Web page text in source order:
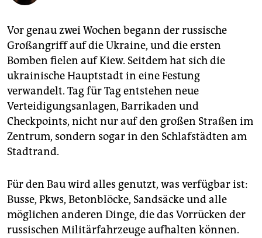
fragen & hilfe
unterstützen
abo
genossenschaft
epaper login
Vor genau zwei Wochen begann der russische
Großangriff auf die Ukraine, und die ersten
Bomben fielen auf Kiew. Seitdem hat sich die
ukrai­nische Hauptstadt in eine Festung
verwandelt. Tag für Tag entstehen neue
Verteidigungsanlagen, Barrikaden und
Checkpoints, nicht nur auf den großen Straßen im
Zentrum, sondern sogar in den Schlafstädten am
Stadtrand.
Für den Bau wird alles genutzt, was verfügbar ist:
Busse, Pkws, Betonblöcke, Sandsäcke und alle
möglichen anderen Dinge, die das Vorrücken der
russischen Militärfahrzeuge aufhalten können.